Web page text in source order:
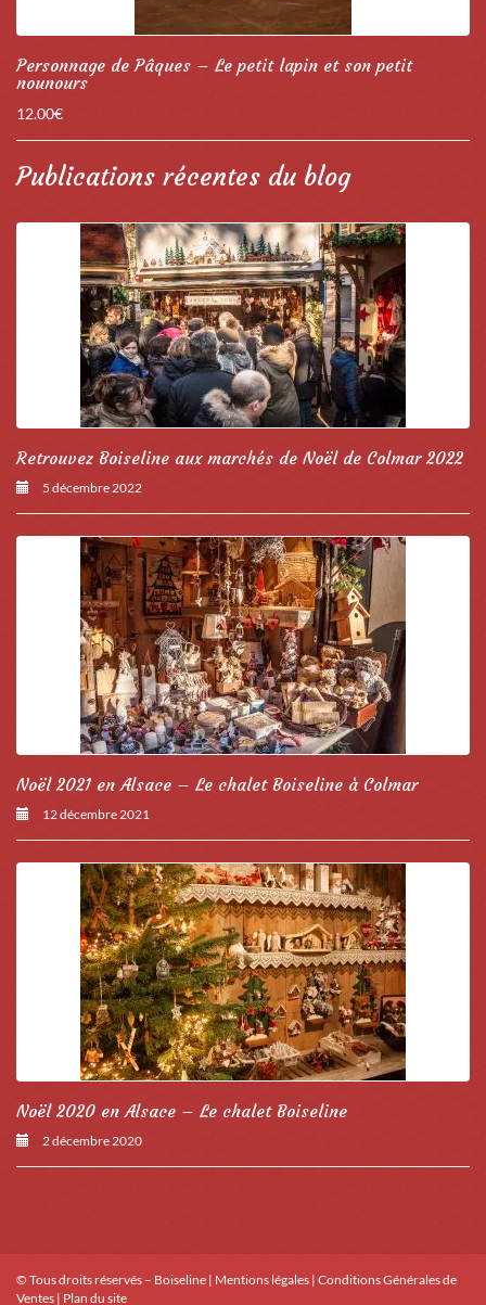
Personnage de Pâques – Le petit lapin et son petit
nounours
12.00€
Publications récentes du blog
Retrouvez Boiseline aux marchés de Noël de Colmar 2022
5 décembre 2022
Noël 2021 en Alsace – Le chalet Boiseline à Colmar
12 décembre 2021
Noël 2020 en Alsace – Le chalet Boiseline
2 décembre 2020
© Tous droits réservés – Boiseline | Mentions légales | Conditions Générales de
Ventes | Plan du site